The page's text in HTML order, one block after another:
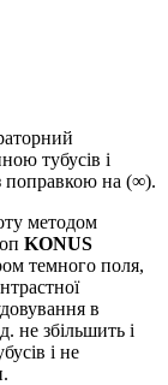
тубусів і
поправкою на (∞).
методом
KONUS
темного поля,
в
не збільшить і
і не